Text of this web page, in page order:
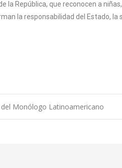
la República, que reconocen a
la responsabilidad del Estado,
del Monólogo Latinoamericano